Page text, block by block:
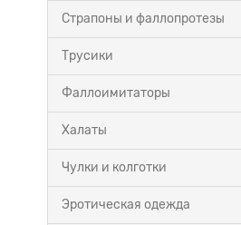
Страпоны и фаллопротезы
Трусики
Фаллоимитаторы
Халаты
Чулки и колготки
Эротическая одежда